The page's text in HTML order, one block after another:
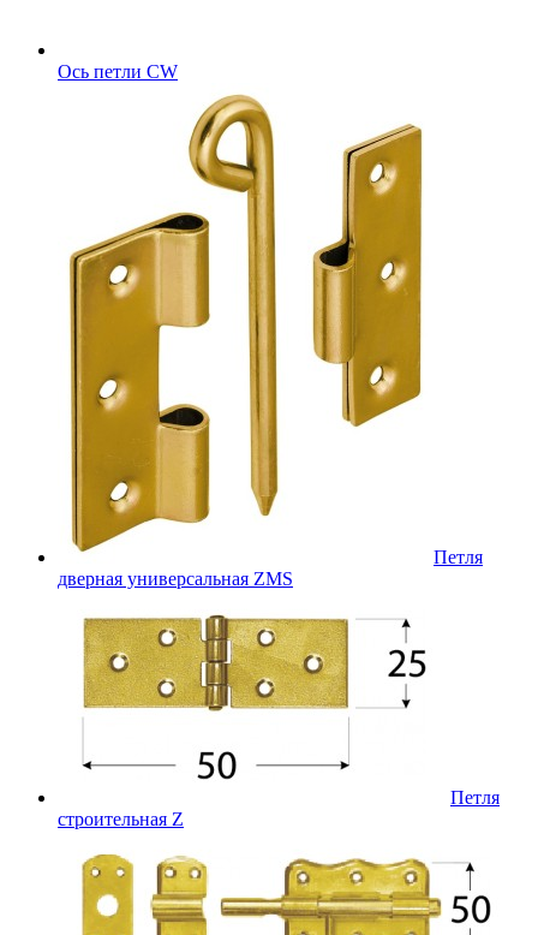
Ось петли CW
Петля
дверная универсальная ZMS
Петля
строительная Z